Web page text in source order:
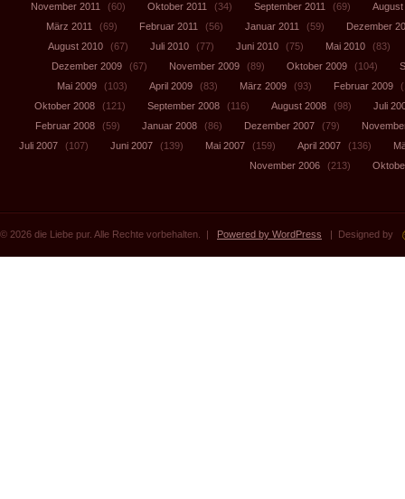
November 2011
(60) Oktober 2011 (34) September 2011 (69)
August
März 2011
(69) Februar 2011 (56) Januar 2011 (59)
Dezember
August 2010
(67) Juli 2010 (77) Juni 2010 (75) Mai 2010
(83)
Dezember 2009
(67) November 2009 (89) Oktober 2009 (104)
Mai 2009
(103) April 2009 (83) März 2009 (93) Februar 2009
Oktober 2008
(121) September 2008 (116) August 2008 (98)
Juli
Februar 2008
(59) Januar 2008 (86) Dezember 2007 (79)
Juli 2007
(107) Juni 2007 (139) Mai 2007 (159) April 2007 (136)
November 2006
(213)
© 2026 die Liebe pur. Alle Rechte vorbehalten. | Powered by WordPress | Designed by